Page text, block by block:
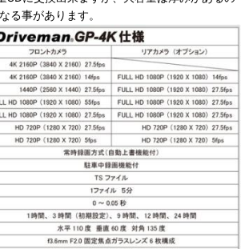
る事があります。